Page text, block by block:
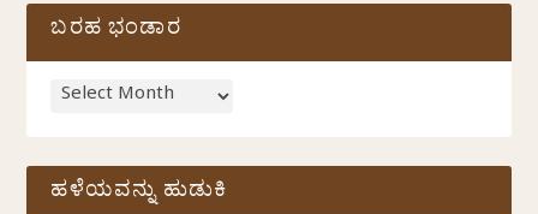
ಬರಹ ಭಂಡಾರ
ಹಳೆಯವನ್ನು ಹುಡುಕಿ